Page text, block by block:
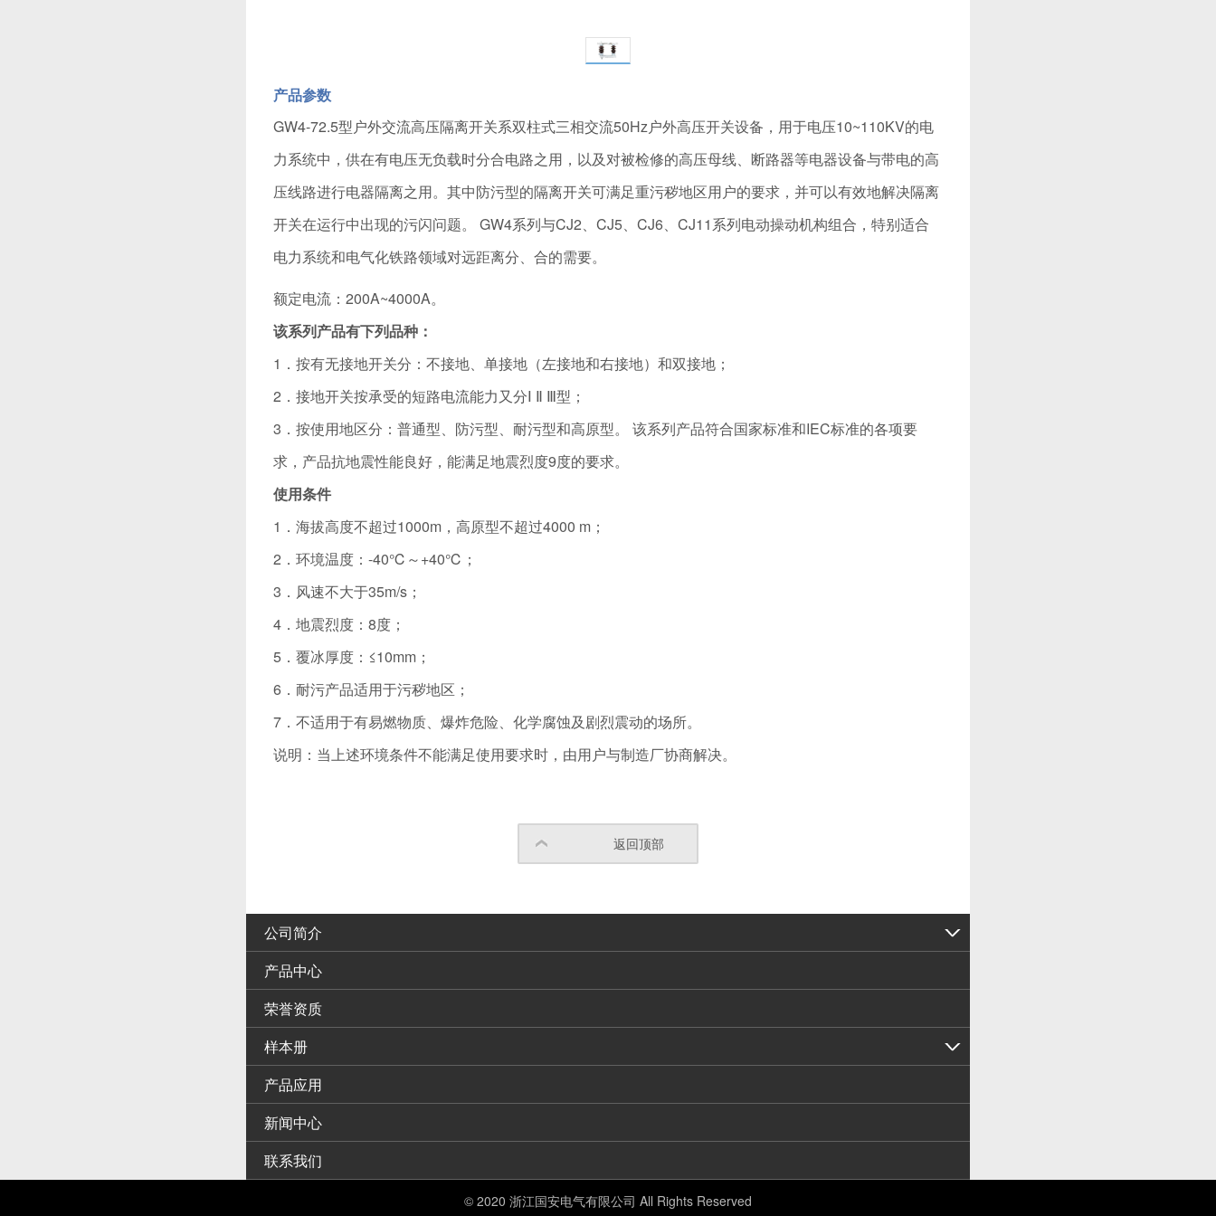
产品参数
GW4-72.5型户外交流高压隔离开关系双柱式三相交流50Hz户外高压开关设备，用于电压10~110KV的电
力系统中，供在有电压无负载时分合电路之用，以及对被检修的高压母线、断路器等电器设备与带电的高
压线路进行电器隔离之用。其中防污型的隔离开关可满足重污秽地区用户的要求，并可以有效地解决隔离
开关在运行中出现的污闪问题。 GW4系列与CJ2、CJ5、CJ6、CJ11系列电动操动机构组合，特别适合
电力系统和电气化铁路领域对远距离分、合的需要。
额定电流：200A~4000A。
该系列产品有下列品种：
1．按有无接地开关分：不接地、单接地（左接地和右接地）和双接地；
2．接地开关按承受的短路电流能力又分Ⅰ Ⅱ Ⅲ型；
3．按使用地区分：普通型、防污型、耐污型和高原型。 该系列产品符合国家标准和IEC标准的各项要
求，产品抗地震性能良好，能满足地震烈度9度的要求。
使用条件
1．海拔高度不超过1000m，高原型不超过4000 m；
2．环境温度：-40℃～+40℃；
3．风速不大于35m/s；
4．地震烈度：8度；
5．覆冰厚度：≤10mm；
6．耐污产品适用于污秽地区；
7．不适用于有易燃物质、爆炸危险、化学腐蚀及剧烈震动的场所。
说明：当上述环境条件不能满足使用要求时，由用户与制造厂协商解决。
返回顶部
公司简介
产品中心
荣誉资质
样本册
产品应用
新闻中心
联系我们
© 2020 浙江国安电气有限公司 All Rights Reserved